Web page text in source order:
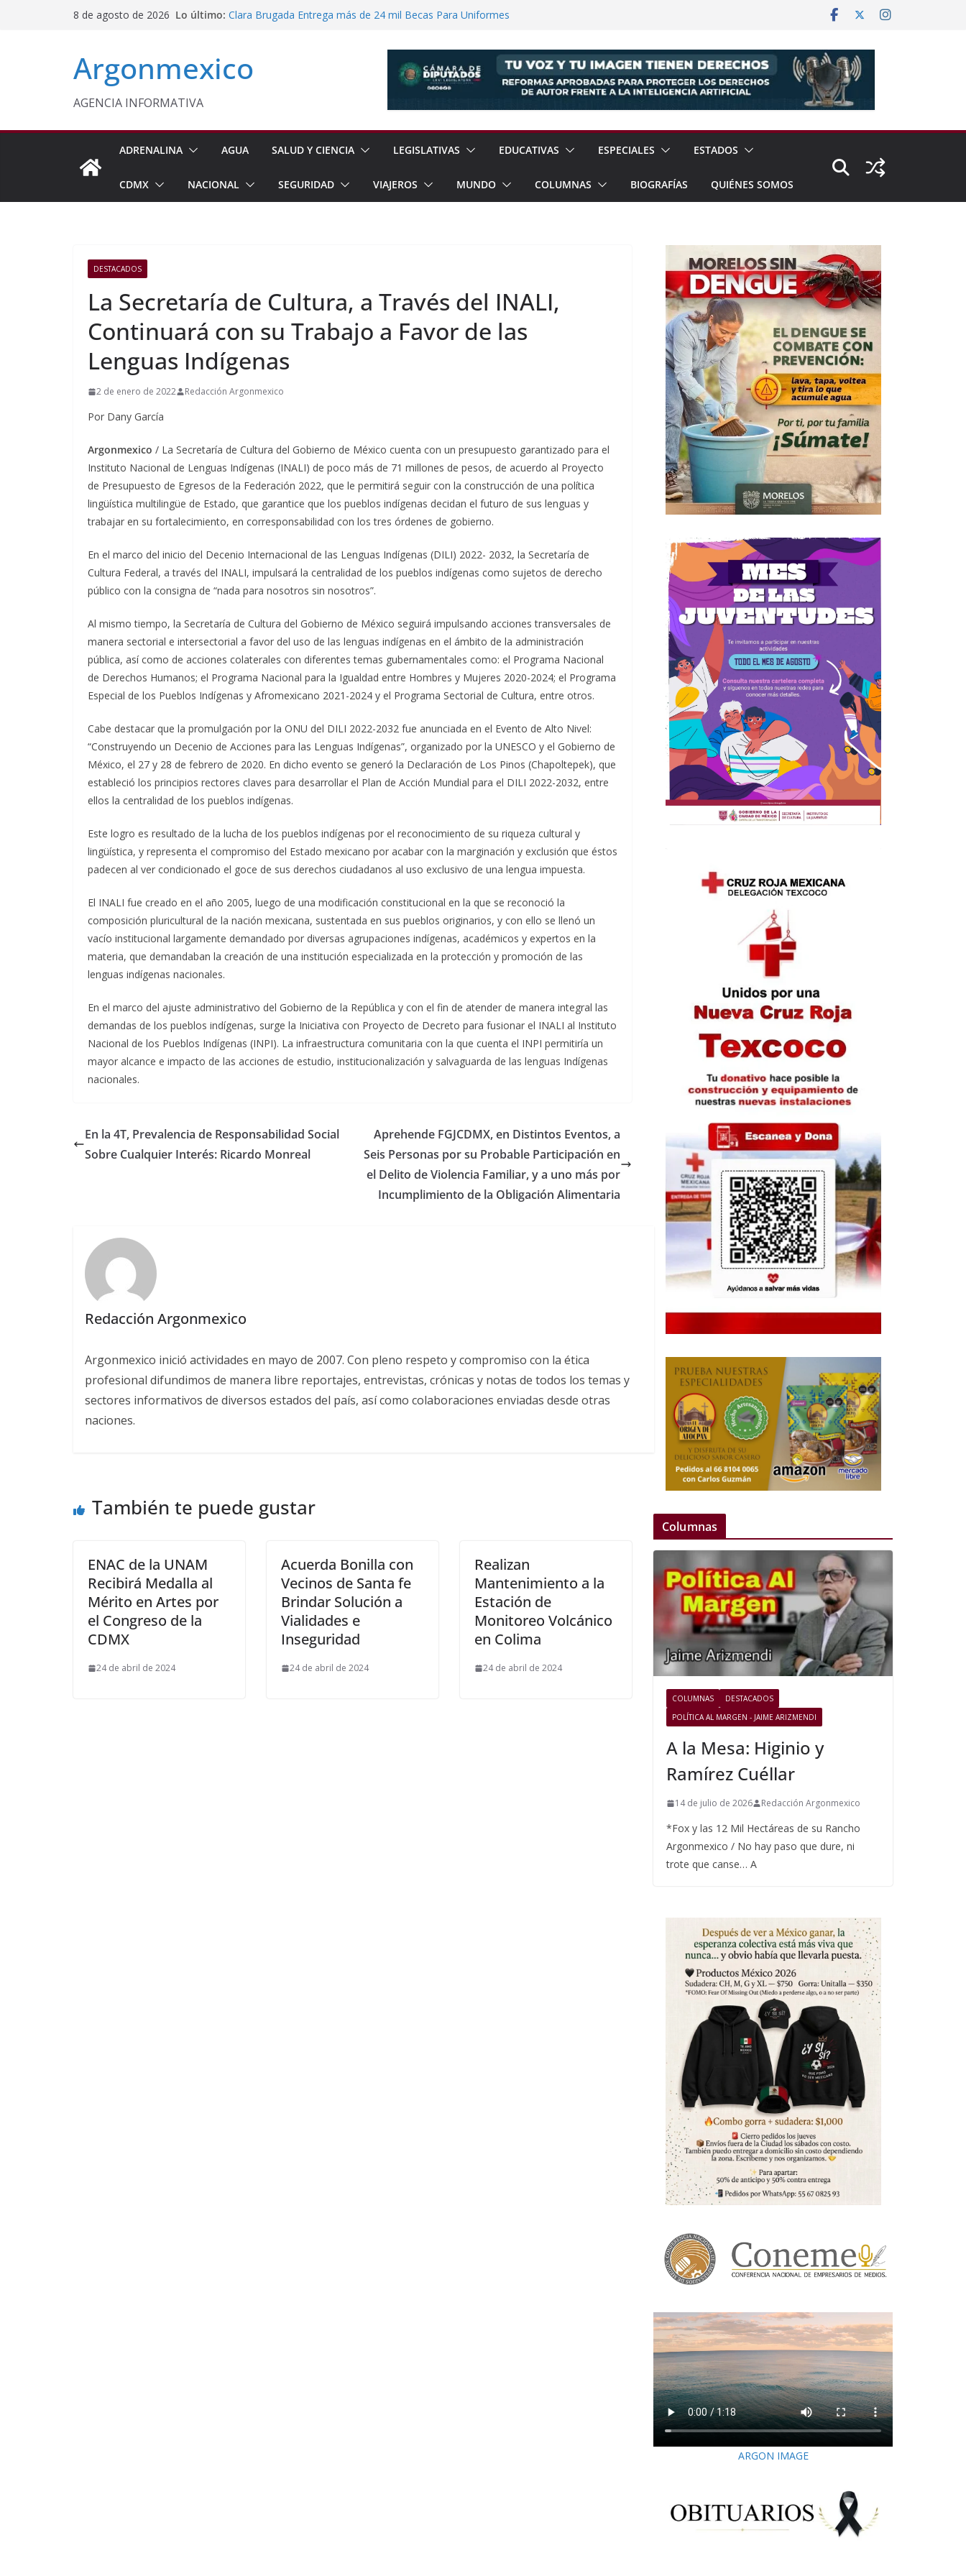
8 de agosto de 2026 Lo último: Clara Brugada Entrega más de 24 mil Becas Para Uniformes
Chimalhuacán
Sheinbaum Entrega Pensión Mujeres Bienestar a
y Perú
Argonmexico
AGENCIA INFORMATIVA
ADRENALINA AGUA SALUD Y CIENCIA LEGISLATIVAS EDUCATIVAS ESPECIALES ESTADOS
CDMX NACIONAL SEGURIDAD VIAJEROS MUNDO COLUMNAS BIOGRAFÍAS QUIÉNES SOMOS
DESTACADOS
La Secretaría de Cultura, a Través del INALI,
Continuará con su Trabajo a Favor de las
Lenguas Indígenas
2 de enero de 2022 Redacción Argonmexico
Por Dany García
Argonmexico / La Secretaría de Cultura del Gobierno de México cuenta con un presupuesto garantizado para el
Instituto Nacional de Lenguas Indígenas (INALI) de poco más de 71 millones de pesos, de acuerdo al Proyecto
de Presupuesto de Egresos de la Federación 2022, que le permitirá seguir con la construcción de una política
lingüística multilingüe de Estado, que garantice que los pueblos indígenas decidan el futuro de sus lenguas y
trabajar en su fortalecimiento, en corresponsabilidad con los tres órdenes de gobierno.
En el marco del inicio del Decenio Internacional de las Lenguas Indígenas (DILI) 2022- 2032, la Secretaría de
Cultura Federal, a través del INALI, impulsará la centralidad de los pueblos indígenas como sujetos de derecho
público con la consigna de “nada para nosotros sin nosotros”.
Al mismo tiempo, la Secretaría de Cultura del Gobierno de México seguirá impulsando acciones transversales de
manera sectorial e intersectorial a favor del uso de las lenguas indígenas en el ámbito de la administración
pública, así como de acciones colaterales con diferentes temas gubernamentales como: el Programa Nacional
de Derechos Humanos; el Programa Nacional para la Igualdad entre Hombres y Mujeres 2020-2024; el Programa
Especial de los Pueblos Indígenas y Afromexicano 2021-2024 y el Programa Sectorial de Cultura, entre otros.
Cabe destacar que la promulgación por la ONU del DILI 2022-2032 fue anunciada en el Evento de Alto Nivel:
“Construyendo un Decenio de Acciones para las Lenguas Indígenas”, organizado por la UNESCO y el Gobierno de
México, el 27 y 28 de febrero de 2020. En dicho evento se generó la Declaración de Los Pinos (Chapoltepek), que
estableció los principios rectores claves para desarrollar el Plan de Acción Mundial para el DILI 2022-2032, entre
ellos la centralidad de los pueblos indígenas.
Este logro es resultado de la lucha de los pueblos indígenas por el reconocimiento de su riqueza cultural y
lingüística, y representa el compromiso del Estado mexicano por acabar con la marginación y exclusión que éstos
padecen al ver condicionado el goce de sus derechos ciudadanos al uso exclusivo de una lengua impuesta.
El INALI fue creado en el año 2005, luego de una modificación constitucional en la que se reconoció la
composición pluricultural de la nación mexicana, sustentada en sus pueblos originarios, y con ello se llenó un
vacío institucional largamente demandado por diversas agrupaciones indígenas, académicos y expertos en la
materia, que demandaban la creación de una institución especializada en la protección y promoción de las
lenguas indígenas nacionales.
En el marco del ajuste administrativo del Gobierno de la República y con el fin de atender de manera integral las
demandas de los pueblos indígenas, surge la Iniciativa con Proyecto de Decreto para fusionar el INALI al Instituto
Nacional de los Pueblos Indígenas (INPI). La infraestructura comunitaria con la que cuenta el INPI permitiría un
mayor alcance e impacto de las acciones de estudio, institucionalización y salvaguarda de las lenguas Indígenas
nacionales.
En la 4T, Prevalencia de Responsabilidad Social
Sobre Cualquier Interés: Ricardo Monreal
Aprehende FGJCDMX, en Distintos Eventos, a
Seis Personas por su Probable Participación en
el Delito de Violencia Familiar, y a uno más por
Incumplimiento de la Obligación Alimentaria
Redacción Argonmexico
Argonmexico inició actividades en mayo de 2007. Con pleno respeto y compromiso con la ética
profesional difundimos de manera libre reportajes, entrevistas, crónicas y notas de todos los temas y
sectores informativos de diversos estados del país, así como colaboraciones enviadas desde otras
naciones.
También te puede gustar
ENAC de la UNAM
Recibirá Medalla al
Mérito en Artes por
el Congreso de la
CDMX
24 de abril de 2024
Acuerda Bonilla con
Vecinos de Santa fe
Brindar Solución a
Vialidades e
Inseguridad
24 de abril de 2024
Realizan
Mantenimiento a la
Estación de
Monitoreo Volcánico
en Colima
24 de abril de 2024
Columnas
COLUMNAS
DESTACADOS
POLÍTICA AL MARGEN - JAIME ARIZMENDI
A la Mesa: Higinio y
Ramírez Cuéllar
14 de julio de 2026 Redacción Argonmexico
*Fox y las 12 Mil Hectáreas de su Rancho
Argonmexico / No hay paso que dure, ni
trote que canse… A
ARGON IMAGE